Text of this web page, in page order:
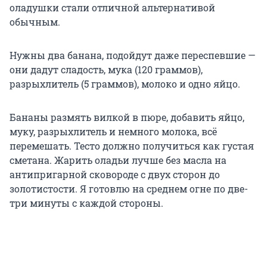
оладушки стали отличной альтернативой
обычным.
Нужны два банана, подойдут даже переспевшие —
они дадут сладость, мука (120 граммов),
разрыхлитель (5 граммов), молоко и одно яйцо.
Бананы размять вилкой в пюре, добавить яйцо,
муку, разрыхлитель и немного молока, всё
перемешать. Тесто должно получиться как густая
сметана. Жарить оладьи лучше без масла на
антипригарной сковороде с двух сторон до
золотистости. Я готовлю на среднем огне по две-
три минуты с каждой стороны.